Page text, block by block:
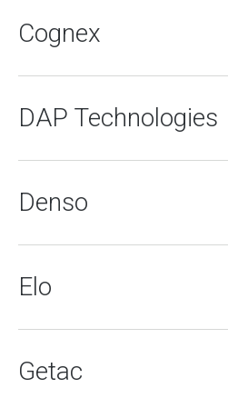
Cognex
DAP Technologies
Denso
Elo
Getac